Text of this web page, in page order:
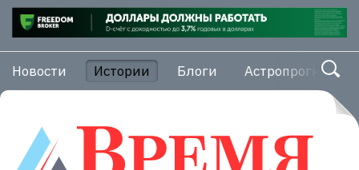
Новости Истории Блоги Астропрогноз